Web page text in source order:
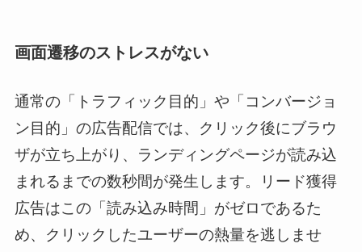
画面遷移のストレスがない
通常の「トラフィック目的」や「コンバージョ
ン目的」の広告配信では、クリック後にブラウ
ザが立ち上がり、ランディングページが読み込
まれるまでの数秒間が発生します。リード獲得
広告はこの「読み込み時間」がゼロであるた
め、クリックしたユーザーの熱量を逃しませ